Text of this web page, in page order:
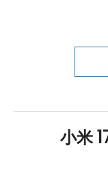
傑昇尊榮會
年還有「
小米